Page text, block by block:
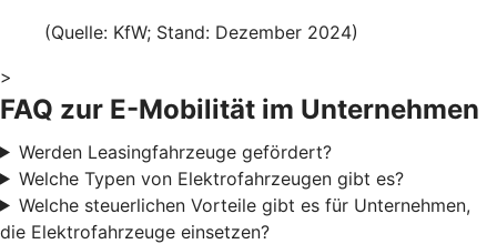
(Quelle: KfW; Stand: Dezember 2024)
>
FAQ zur E-Mobilität im Unternehmen
Werden Leasingfahrzeuge gefördert?
Welche Typen von Elektrofahrzeugen gibt es?
Welche steuerlichen Vorteile gibt es für Unternehmen,
die Elektrofahrzeuge einsetzen?